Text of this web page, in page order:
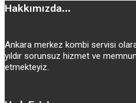
Hakkımızda...
Ankara merkez kombi servisi
yıldır sorunsuz hizmet ve
etmekteyiz.